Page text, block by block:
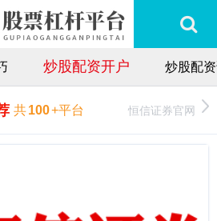
炒股配资开户 炒股配
共100+平台 恒信证券官网